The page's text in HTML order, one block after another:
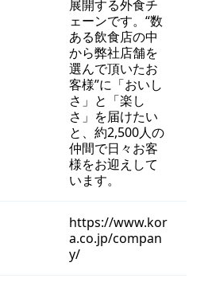
展開する外食チ
ェーンです。“数
ある飲食店の中
から弊社店舗を
選んで頂いたお
客様”に「おいし
さ」と「楽し
さ」を届けたい
と、約2,500人の
仲間で日々お客
様をお迎えして
います。
https://www.kor
a.co.jp/compan
y/